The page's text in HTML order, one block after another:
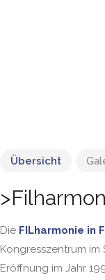
Übersicht
Die FILharmonie in
Kongresszentrum
Eröffnung im Jahr